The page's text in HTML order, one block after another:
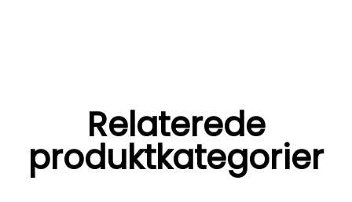
Relaterede
produktkategorier